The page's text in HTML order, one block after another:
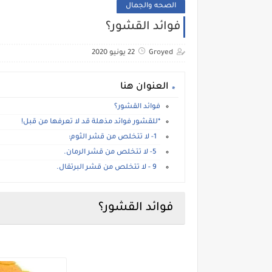
الصحه والجمال
فوائد القشور؟
Groyed 22 يونيو 2020
العنوان هنا
فوائد القشور؟
*للقشور فوائد مذهلة قد لا تعرفها من قبل!
فوائد القشور؟